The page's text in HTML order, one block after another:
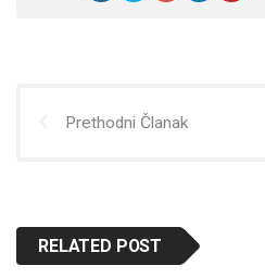
Prethodni Članak
RELATED POST